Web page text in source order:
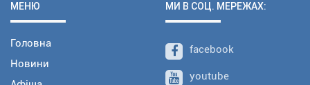
МЕНЮ
Головна
Новини
МИ В СОЦ. МЕРЕЖАХ:
facebook
youtube